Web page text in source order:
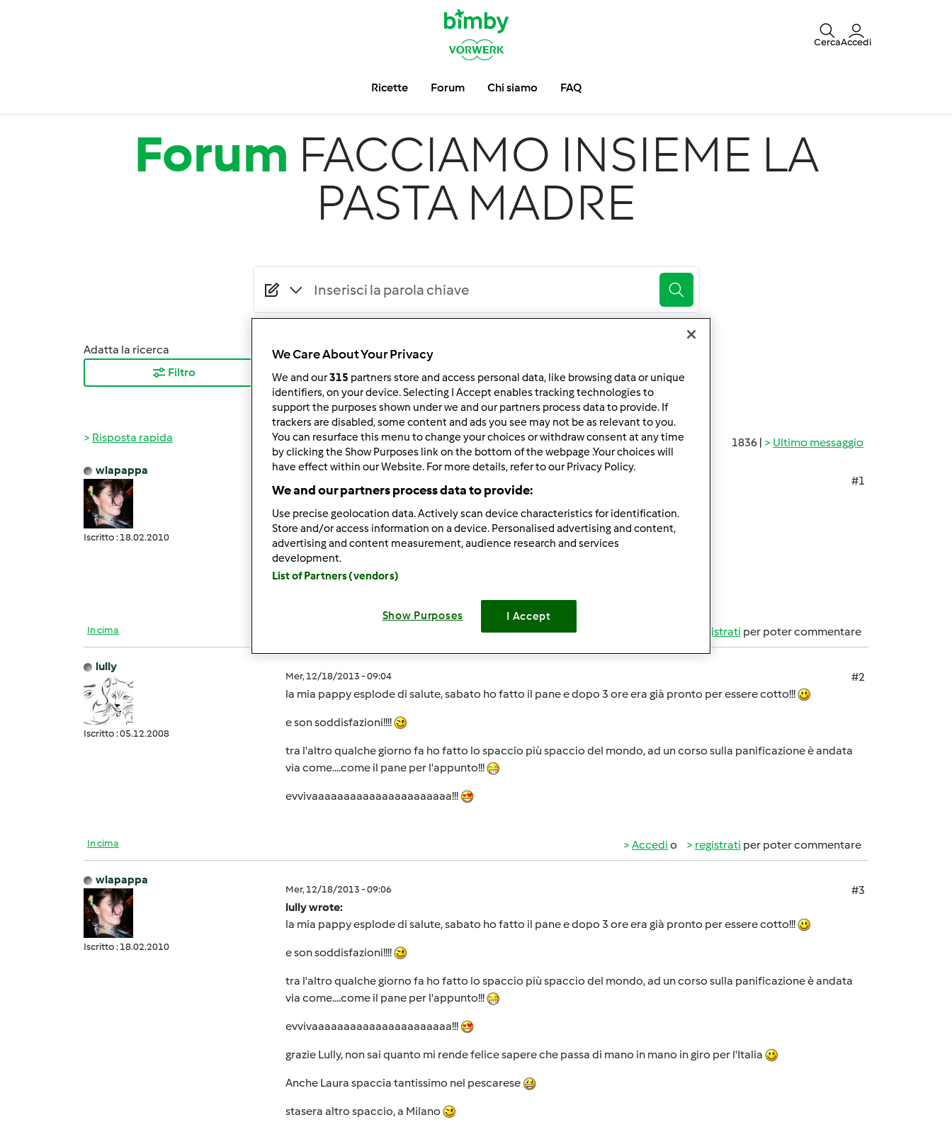
CercaAccedi
Ricette Forum Chi siamo FAQ
Forum FACCIAMO INSIEME LA
PASTA MADRE
Adatta la ricerca
Filtro
Ordina per:
I risultati più recenti
10
1836 | Ultimo messaggio
Risposta rapida
wlapappa
Iscritto : 18.02.2010
#1
Prosegue lo spaccio di pasta madre
Questa volta è arrivato in Alto Adige, a casa degli orsetti Yoghi e Booboo
anche loro inseparabili....guarda un po' l'orsetto Yoghi quanto è curioso???
In cima registrati per poter commentare
lully
Iscritto : 05.12.2008
Mer, 12/18/2013 - 09:04
#2
la mia pappy esplode di salute, sabato ho fatto il pane e dopo 3 ore era già pronto per essere cotto!!!
e son soddisfazioni!!!!
tra l'altro qualche giorno fa ho fatto lo spaccio più spaccio del mondo, ad un corso sulla panificazione è andata
via come....come il pane per l'appunto!!!
evvivaaaaaaaaaaaaaaaaaaaaaa!!!
In cima Accedi o registrati per poter commentare
wlapappa
Iscritto : 18.02.2010
Mer, 12/18/2013 - 09:06
#3
lully wrote:
la mia pappy esplode di salute, sabato ho fatto il pane e dopo 3 ore era già pronto per essere cotto!!!
e son soddisfazioni!!!!
tra l'altro qualche giorno fa ho fatto lo spaccio più spaccio del mondo, ad un corso sulla panificazione è andata
via come....come il pane per l'appunto!!!
evvivaaaaaaaaaaaaaaaaaaaaaa!!!
grazie Lully, non sai quanto mi rende felice sapere che passa di mano in mano in giro per l'Italia
Anche Laura spaccia tantissimo nel pescarese
stasera altro spaccio, a Milano
We Care About Your Privacy
We and our315 partners store and access personal data, like browsing data or unique
identifiers, on your device. Selecting I Accept enables tracking technologies to
support the purposes shown under we and our partners process data to provide. If
trackers are disabled, some content and ads you see may not be as relevant to you.
You can resurface this menu to change your choices or withdraw consent at any time
by clicking the Show Purposes link on the bottom of the webpage .Your choices will
have effect within our Website. For more details, refer to our Privacy Policy.
We and our partners process data to provide:
Use precise geolocation data. Actively scan device characteristics for identification.
Store and/or access information on a device. Personalised advertising and content,
advertising and content measurement, audience research and services
development.
List of Partners (vendors)
Show Purposes I Accept